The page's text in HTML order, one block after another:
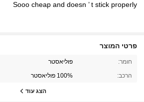
Sooo cheap and doesn ’t stick properly
פרטי המוצר
חומר: פוליאסטר
הרכב: 100% פוליאסטר
הצג עוד
1.6K עוקבים